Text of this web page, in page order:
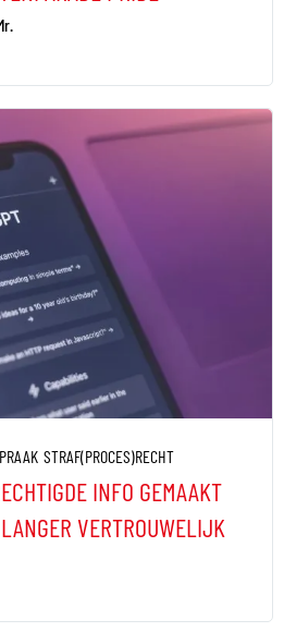
STRAF(PROCES)RECHT
INFO GEMAAKT
VERTROUWELIJK